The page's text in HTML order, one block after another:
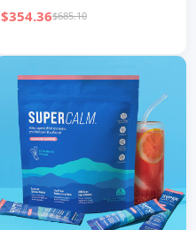
$354.36$685.10